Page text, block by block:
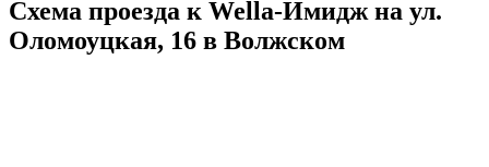
Схема проезда к Wella-Имидж на ул.
Оломоуцкая, 16 в Волжском